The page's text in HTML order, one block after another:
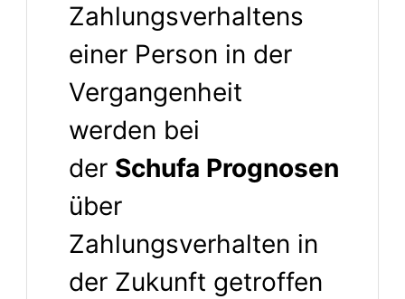
Zahlungsverhaltens
einer Person in der
Vergangenheit
werden bei
der Schufa Prognosen
über
Zahlungsverhalten in
der Zukunft getroffen